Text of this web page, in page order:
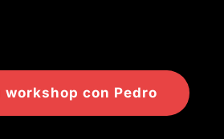
workshop con Pedro